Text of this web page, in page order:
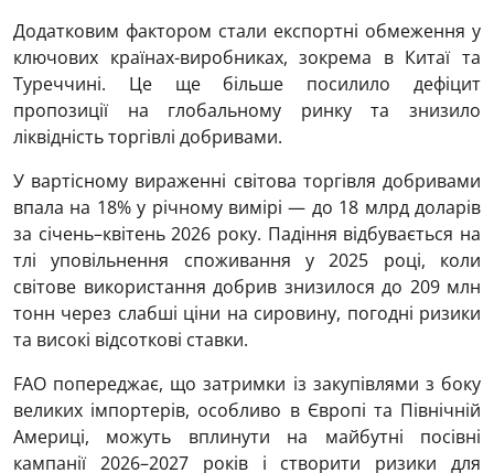
Додатковим фактором стали експортні обмеження у
ключових країнах-виробниках, зокрема в Китаї та
Туреччині. Це ще більше посилило дефіцит
пропозиції на глобальному ринку та знизило
ліквідність торгівлі добривами.
У вартісному вираженні світова торгівля добривами
впала на 18% у річному вимірі — до 18 млрд доларів
за січень–квітень 2026 року. Падіння відбувається на
тлі уповільнення споживання у 2025 році, коли
світове використання добрив знизилося до 209 млн
тонн через слабші ціни на сировину, погодні ризики
та високі відсоткові ставки.
FAO попереджає, що затримки із закупівлями з боку
великих імпортерів, особливо в Європі та Північній
Америці, можуть вплинути на майбутні посівні
кампанії 2026–2027 років і створити ризики для